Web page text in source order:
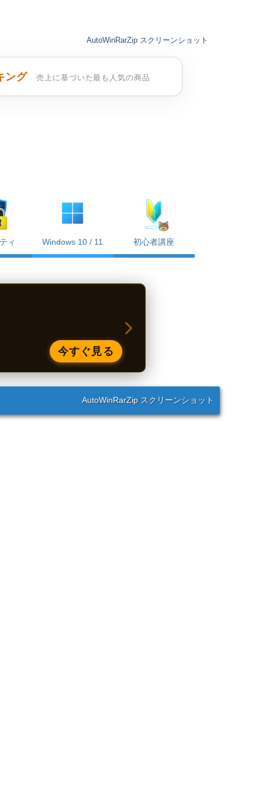
AutoWinRarZip スクリーンショット
ング 売上に基づいた最も人気の商品
ィ Windows 10 / 11 初心者講座
今すぐ見る
AutoWinRarZip スクリーンショット